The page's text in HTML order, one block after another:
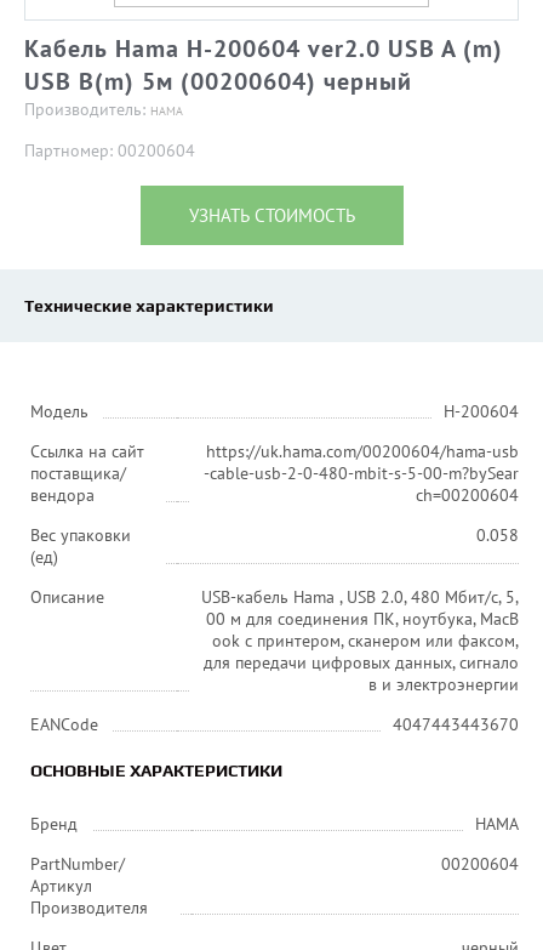
Кабель Hama H-200604 ver2.0 USB A (m)
USB B(m) 5м (00200604) черный
Производитель: HAMA
Партномер: 00200604
УЗНАТЬ СТОИМОСТЬ
Технические характеристики
Модель
H-200604
Ссылка на сайт
поставщика/
вендора
https://uk.hama.com/00200604/hama-usb
-cable-usb-2-0-480-mbit-s-5-00-m?bySear
ch=00200604
Вес упаковки
(ед)
0.058
Описание
USB-кабель Hama , USB 2.0, 480 Мбит/с, 5,
00 м для соединения ПК, ноутбука, MacB
ook с принтером, сканером или факсом,
для передачи цифровых данных, сигнало
в и электроэнергии
EANCode
4047443443670
ОСНОВНЫЕ ХАРАКТЕРИСТИКИ
Бренд
HAMA
PartNumber/
Артикул
Производителя
00200604